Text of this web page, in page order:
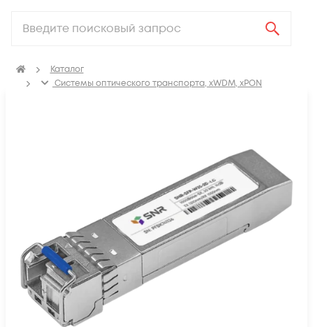
Каталог
Системы оптического транспорта, xWDM, xPON